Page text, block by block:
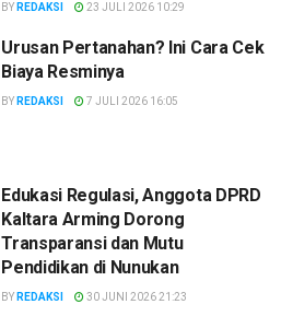
BY REDAKSI 23 JULI 2026 10:29
Urusan Pertanahan? Ini Cara Cek
Biaya Resminya
BY REDAKSI 7 JULI 2026 16:05
Edukasi Regulasi, Anggota DPRD
Kaltara Arming Dorong
Transparansi dan Mutu
Pendidikan di Nunukan
BY REDAKSI 30 JUNI 2026 21:23